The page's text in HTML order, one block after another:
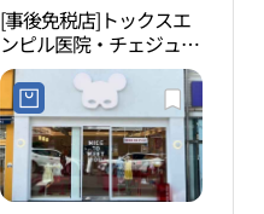
[事後免税店]トックスエ
ンピル医院・チェジュ
（済州）店(톡스앤필의
원 제주점)